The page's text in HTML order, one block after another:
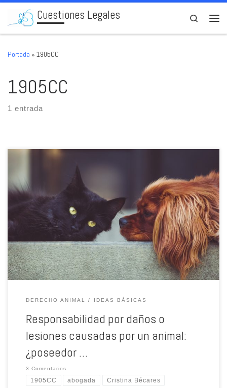
Skip to content
Cuestiones Legales
Search
Portada » 1905CC
1905CC
1 entrada
DERECHO ANIMAL IDEAS BÁSICAS
Responsabilidad por daños o
lesiones causadas por un animal:
¿poseedor …
3 Comentarios
1905CC abogada Cristina Bécares